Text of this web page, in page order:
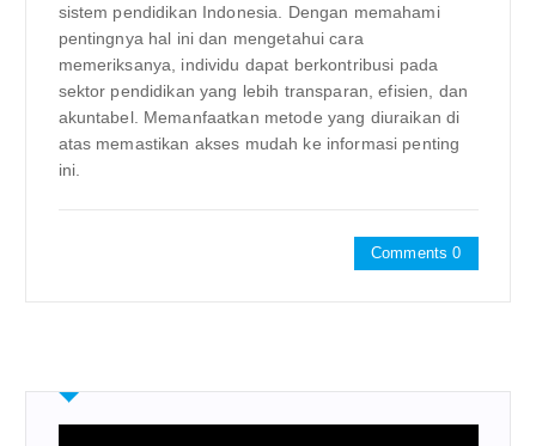
sistem pendidikan Indonesia. Dengan memahami
pentingnya hal ini dan mengetahui cara
memeriksanya, individu dapat berkontribusi pada
sektor pendidikan yang lebih transparan, efisien, dan
akuntabel. Memanfaatkan metode yang diuraikan di
atas memastikan akses mudah ke informasi penting
ini.
Comments 0